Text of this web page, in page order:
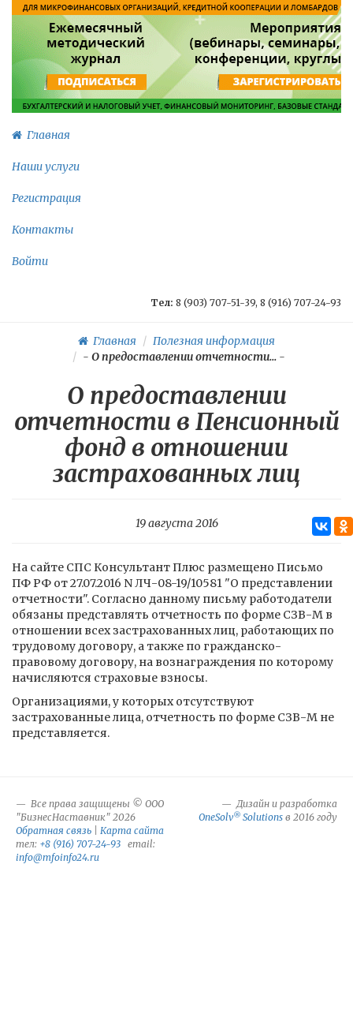
Главная
Наши услуги
Регистрация
Контакты
Войти
Тел: 8 (903) 707-51-39, 8 (916) 707-24-93
Главная
Полезная информация
- О предоставлении отчетности...-
О предоставлении
отчетности в Пенсионный
фонд в отношении
застрахованных лиц
19 августа 2016
На сайте СПС Консультант Плюс размещено Письмо
ПФ РФ от 27.07.2016 N ЛЧ-08-19/10581 "О представлении
отчетности". Согласно данному письму работодатели
обязаны представлять отчетность по форме СЗВ-М в
отношении всех застрахованных лиц, работающих по
трудовому договору, а также по гражданско-
правовому договору, на вознаграждения по которому
начисляются страховые взносы.
Организациями, у которых отсутствуют
застрахованные лица, отчетность по форме СЗВ-М не
представляется.
Все права защищены © ООО
"БизнесНаставник" 2026
Обратная связь
Карта сайта
тел: +8 (916) 707-24-93 email:
info@mfoinfo24.ru
Дизайн и разработка
OneSolv® Solutions в 2016 году